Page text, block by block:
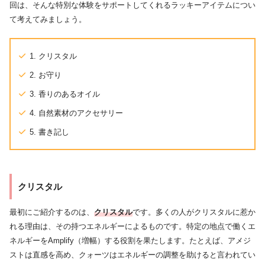
回は、そんな特別な体験をサポートしてくれるラッキーアイテムについ
て考えてみましょう。
1. クリスタル
2. お守り
3. 香りのあるオイル
4. 自然素材のアクセサリー
5. 書き記し
クリスタル
最初にご紹介するのは、 クリスタルです。多くの人がクリスタルに惹か
れる理由は、その持つエネルギーによるものです。特定の地点で働くエ
ネルギーをAmplify（増幅）する役割を果たします。たとえば、アメジ
ストは直感を高め、クォーツはエネルギーの調整を助けると言われてい